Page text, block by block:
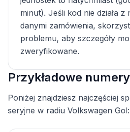
minut). Jeśli kod nie działa z
danymi zamówienia,
problemu, aby szczegóły
zweryfikowane.
Przykładowe
Poniżej znajdziesz najczęściej
seryjne w radiu Volkswagen Gol: